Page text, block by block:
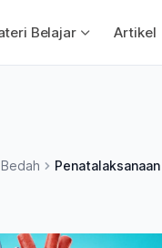
Belajar Artikel